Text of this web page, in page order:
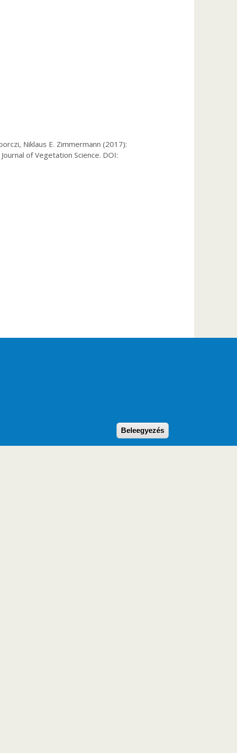
Niklaus E. Zimmermann (2017):
of Vegetation Science. DOI:
Beleegyezés